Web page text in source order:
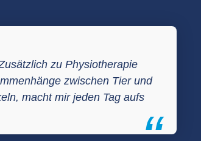
zu Physiotherapie
zwischen Tier und
macht mir jeden Tag aufs